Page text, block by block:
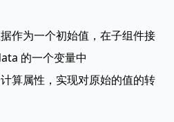
作为一个初始值，在子组件接
的一个变量中
算属性，实现对原始的值的转